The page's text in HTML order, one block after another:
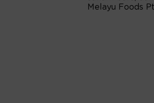
Melayu Foods